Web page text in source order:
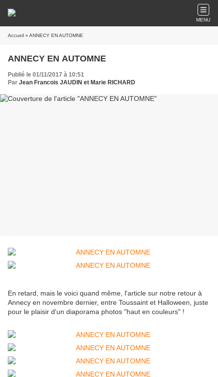
MENU
Accueil » ANNECY EN AUTOMNE
ANNECY EN AUTOMNE
Publié le 01/11/2017 à 10:51
Par Jean Francois JAUDIN et Marie RICHARD
En retard, mais le voici quand même, l'article sur notre retour à
Annecy en novembre dernier, entre Toussaint et Halloween, juste
pour le plaisir d'un diaporama photos "haut en couleurs" !